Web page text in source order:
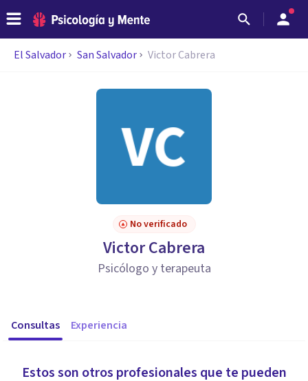
El Salvador San Salvador Victor Cabrera
No verificado
Victor Cabrera
Psicólogo y terapeuta
Consultas Experiencia
Estos son otros profesionales que te pueden